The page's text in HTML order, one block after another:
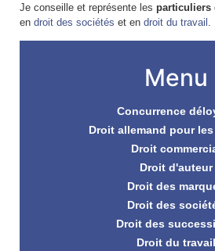
Je conseille et représente les particuliers
en droit des sociétés et en droit du travail
Menu
Concurrence
Droit allemand pour
Droit
Droit d'auteur
Droit des
Droit des
Droit des
Droit du travail